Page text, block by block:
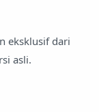
eksklusif dari
asli.